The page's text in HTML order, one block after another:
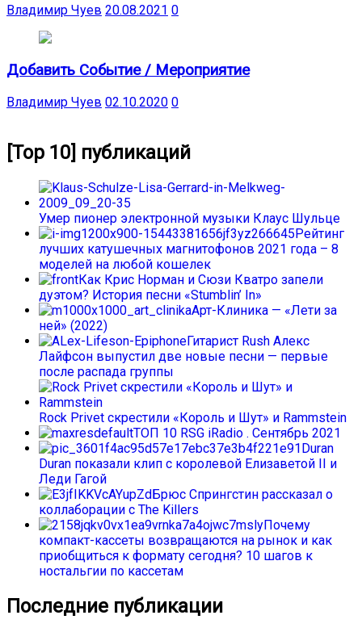
Владимир Чуев 20.08.2021 0
Добавить Событие / Мероприятие
Владимир Чуев 02.10.2020 0
[Top 10] публикаций
Умер пионер электронной музыки Клаус Шульце
Рейтинг
лучших катушечных магнитофонов 2021 года – 8
моделей на любой кошелек
Как Крис Норман и Сюзи Кватро запели
дуэтом? История песни «Stumblin’ In»
Арт-Клиника — «Лети за
ней» (2022)
Гитарист Rush Алекс
Лайфсон выпустил две новые песни — первые
после распада группы
Rock Privet скрестили «Король и Шут» и Rammstein
ТОП 10 RSG iRadio . Сентябрь 2021
Duran
Duran показали клип с королевой Елизаветой II и
Леди Гагой
Брюс Спрингстин рассказал о
коллаборации с The Killers
Почему
компакт-кассеты возвращаются на рынок и как
приобщиться к формату сегодня? 10 шагов к
ностальгии по кассетам
Последние публикации